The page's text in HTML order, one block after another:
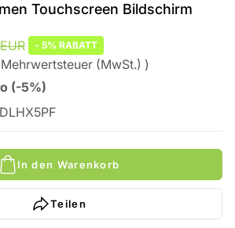
Touchscreen Bildschirm
- 5% RABATT
Mehrwertsteuer (MwSt.) )
(-5%)
In den Warenkorb
Teilen